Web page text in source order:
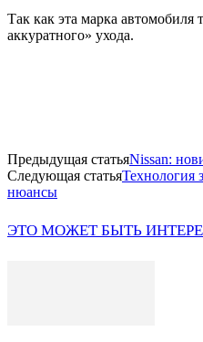
Так как эта марка автомобиля
аккуратного» ухода.
Предыдущая статьяNissan:
Следующая статьяТехнология
нюансы
ЭТО МОЖЕТ БЫТЬ